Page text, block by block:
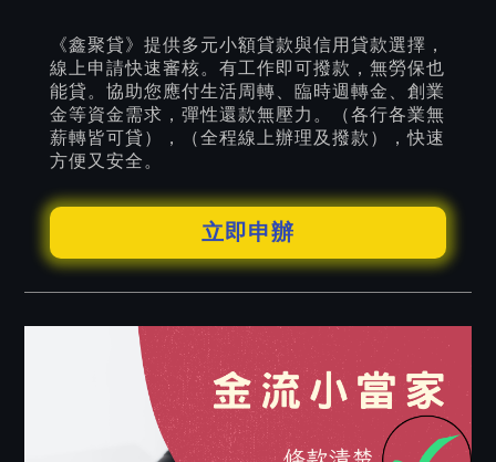
《鑫聚貸》提供多元小額貸款與信用貸款選擇，
線上申請快速審核。有工作即可撥款，無勞保也
能貸。協助您應付生活周轉、臨時週轉金、創業
金等資金需求，彈性還款無壓力。（各行各業無
薪轉皆可貸），（全程線上辦理及撥款），快速
方便又安全。
立即申辦